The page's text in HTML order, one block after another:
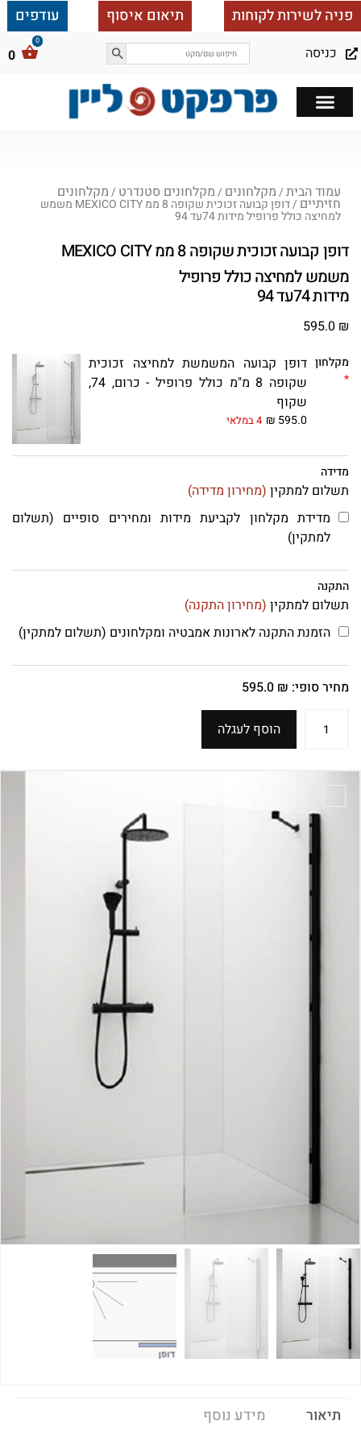
פניה לשירות לקוחות תיאום איסוף עודפים
0 כניסה
עמוד הבית/מקלחונים /מקלחונים סטנדרט /מקלחונים
חזיתיים / דופן קבועה זכוכית שקופה 8 ממ MEXICO CITY משמש
למחיצה כולל פרופיל מידות 74עד 94
דופן קבועה זכוכית שקופה 8 ממ MEXICO CITY
משמש למחיצה כולל פרופיל
מידות 74עד 94
₪
מקלחון דופן קבועה המשמשת למחיצה זכוכית
שקופה 8 מ"מ כולל פרופיל - כרום, 74,
שקוף
₪ 595.0 4 במלאי
מדידה
תשלום למתקין (מחירון מדידה)
מדידת מקלחון לקביעת מידות ומחירים סופיים (תשלום
למתקין)
התקנה
תשלום למתקין (מחירון התקנה)
הזמנת התקנה לארונות אמבטיה ומקלחונים (תשלום למתקין)
מחיר סופי: ₪
הוסף לעגלה
תיאור מידע נוסף